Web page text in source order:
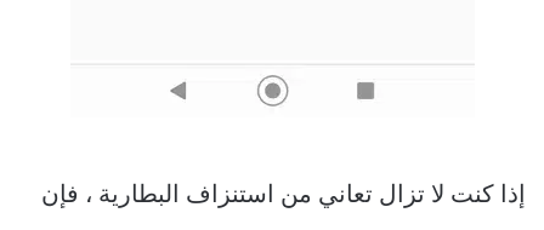
إذا كنت لا تزال تعاني من استنزاف البطارية ، فإن